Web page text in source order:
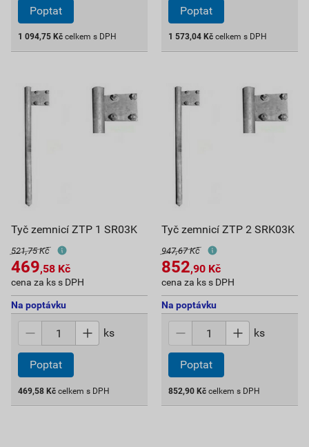
Poptat
1 094,75 Kč celkem s DPH
Poptat
1 573,04 Kč celkem s DPH
Tyč zemnicí ZTP 1 SR03K
521,75 Kč
469,58 Kč
cena za ks s DPH
Na poptávku
ks
Poptat
469,58 Kč celkem s DPH
Tyč zemnicí ZTP 2 SRK03K
947,67 Kč
852,90 Kč
cena za ks s DPH
Na poptávku
ks
Poptat
852,90 Kč celkem s DPH